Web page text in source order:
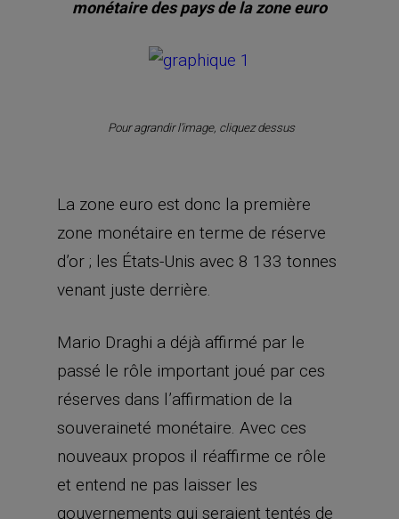
monétaire des pays de la zone euro
Pour agrandir l’image, cliquez dessus
La zone euro est donc la première
zone monétaire en terme de réserve
d’or ; les États-Unis avec 8 133 tonnes
venant juste derrière.
Mario Draghi a déjà affirmé par le
passé le rôle important joué par ces
réserves dans l’affirmation de la
souveraineté monétaire. Avec ces
nouveaux propos il réaffirme ce rôle
et entend ne pas laisser les
gouvernements qui seraient tentés de